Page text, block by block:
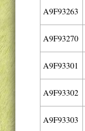
A9F93263
A9F93270
A9F93301
A9F93302
A9F93303